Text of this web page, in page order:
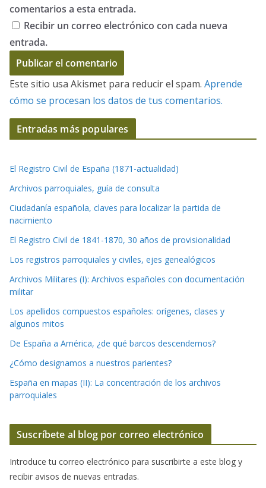
comentarios a esta entrada.
Recibir un correo electrónico con cada nueva
entrada.
Este sitio usa Akismet para reducir el spam. Aprende
cómo se procesan los datos de tus comentarios.
Entradas más populares
El Registro Civil de España (1871-actualidad)
Archivos parroquiales, guía de consulta
Ciudadanía española, claves para localizar la partida de
nacimiento
El Registro Civil de 1841-1870, 30 años de provisionalidad
Los registros parroquiales y civiles, ejes genealógicos
Archivos Militares (I): Archivos españoles con documentación
militar
Los apellidos compuestos españoles: orígenes, clases y
algunos mitos
De España a América, ¿de qué barcos descendemos?
¿Cómo designamos a nuestros parientes?
España en mapas (II): La concentración de los archivos
parroquiales
Suscríbete al blog por correo electrónico
Introduce tu correo electrónico para suscribirte a este blog y
recibir avisos de nuevas entradas.